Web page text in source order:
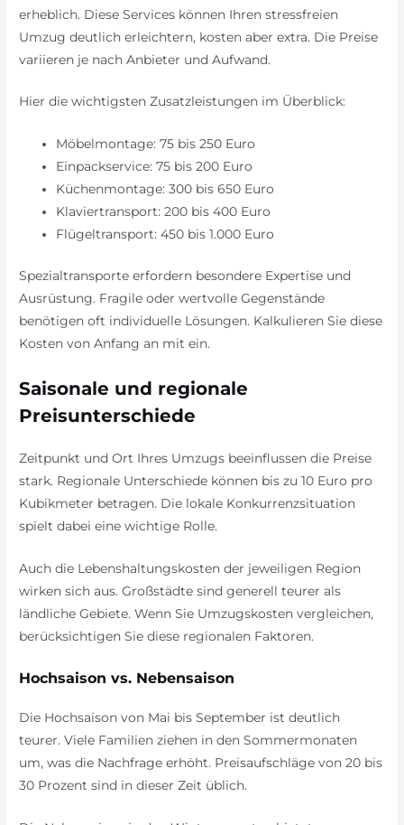
erheblich. Diese Services können Ihren stressfreien
Umzug deutlich erleichtern, kosten aber extra. Die Preise
variieren je nach Anbieter und Aufwand.
Hier die wichtigsten Zusatzleistungen im Überblick:
Möbelmontage: 75 bis 250 Euro
Einpackservice: 75 bis 200 Euro
Küchenmontage: 300 bis 650 Euro
Klaviertransport: 200 bis 400 Euro
Flügeltransport: 450 bis 1.000 Euro
Spezialtransporte erfordern besondere Expertise und
Ausrüstung. Fragile oder wertvolle Gegenstände
benötigen oft individuelle Lösungen. Kalkulieren Sie diese
Kosten von Anfang an mit ein.
Saisonale und regionale
Preisunterschiede
Zeitpunkt und Ort Ihres Umzugs beeinflussen die Preise
stark. Regionale Unterschiede können bis zu 10 Euro pro
Kubikmeter betragen. Die lokale Konkurrenzsituation
spielt dabei eine wichtige Rolle.
Auch die Lebenshaltungskosten der jeweiligen Region
wirken sich aus. Großstädte sind generell teurer als
ländliche Gebiete. Wenn Sie Umzugskosten vergleichen,
berücksichtigen Sie diese regionalen Faktoren.
Hochsaison vs. Nebensaison
Die Hochsaison von Mai bis September ist deutlich
teurer. Viele Familien ziehen in den Sommermonaten
um, was die Nachfrage erhöht. Preisaufschläge von 20 bis
30 Prozent sind in dieser Zeit üblich.